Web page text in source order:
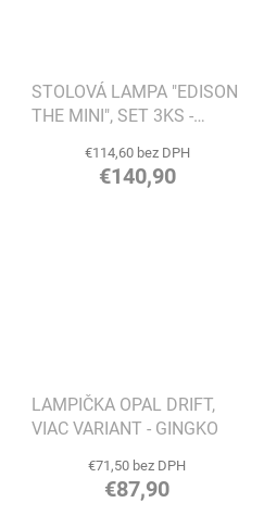
STOLOVÁ LAMPA "EDISON
THE MINI", SET 3KS -
€114,60 bez DPH
€140,90
LAMPIČKA OPAL DRIFT,
VIAC VARIANT - GINGKO
€71,50 bez DPH
€87,90